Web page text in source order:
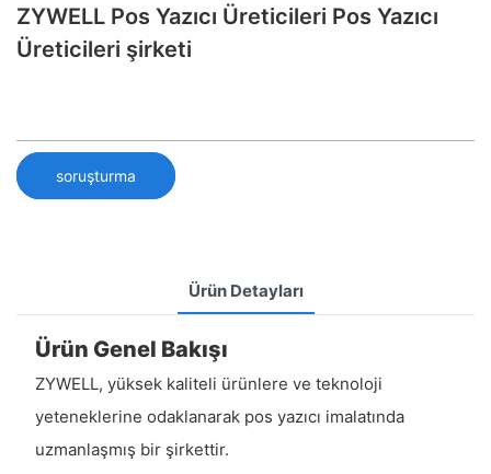
ZYWELL Pos Yazıcı Üreticileri Pos Yazıcı
Üreticileri şirketi
soruşturma
Ürün Detayları
Ürün Genel Bakışı
ZYWELL, yüksek kaliteli ürünlere ve teknoloji
yeteneklerine odaklanarak pos yazıcı imalatında
uzmanlaşmış bir şirkettir.